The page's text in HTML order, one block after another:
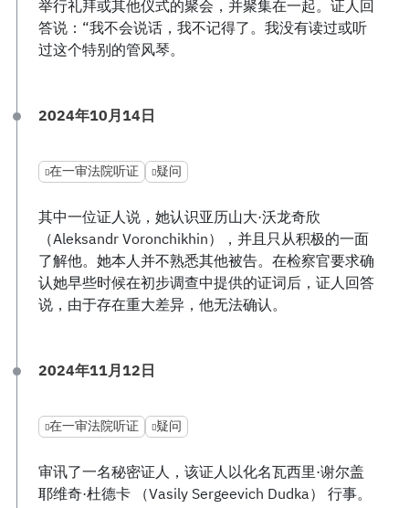
举行礼拜或其他仪式的聚会，并聚集在一起。证人回
答说：“我不会说话，我不记得了。我没有读过或听
过这个特别的管风琴。
2024年10月14日
在一审法院听证 疑问
其中一位证人说，她认识亚历山大·沃龙奇欣
（Aleksandr Voronchikhin），并且只从积极的一面
了解他。她本人并不熟悉其他被告。在检察官要求确
认她早些时候在初步调查中提供的证词后，证人回答
说，由于存在重大差异，他无法确认。
2024年11月12日
在一审法院听证 疑问
审讯了一名秘密证人，该证人以化名瓦西里·谢尔盖
耶维奇·杜德卡 （Vasily Sergeevich Dudka） 行事。